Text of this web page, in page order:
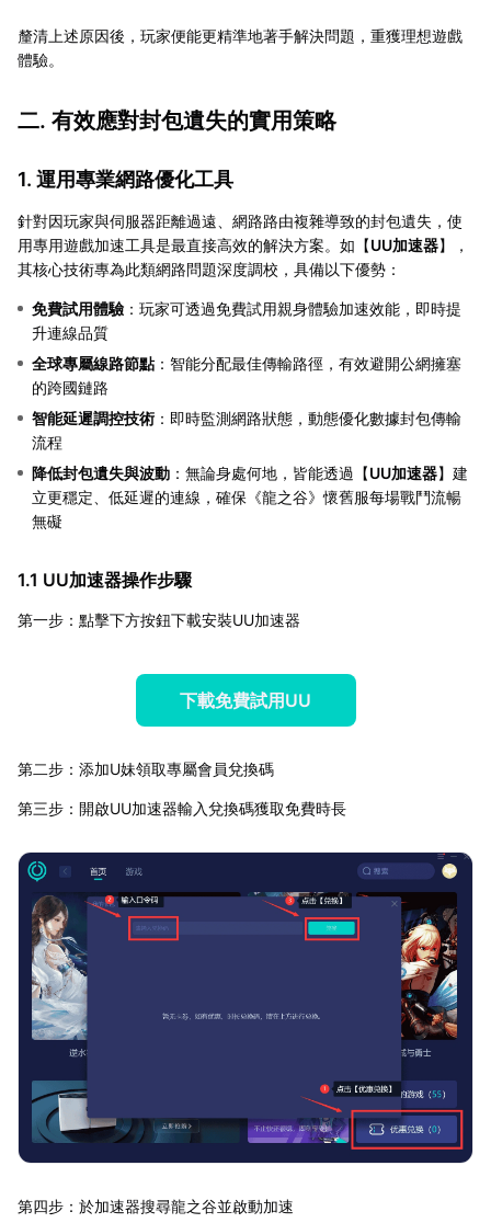
釐清上述原因後，玩家便能更精準地著手解決問題，重獲理想遊戲
體驗。
二. 有效應對封包遺失的實用策略
1. 運用專業網路優化工具
針對因玩家與伺服器距離過遠、網路路由複雜導致的封包遺失，使
用專用遊戲加速工具是最直接高效的解決方案。如【UU加速器】，
其核心技術專為此類網路問題深度調校，具備以下優勢：
免費試用體驗 ：玩家可透過免費試用親身體驗加速效能，即時提
升連線品質
全球專屬線路節點：智能分配最佳傳輸路徑，有效避開公網擁塞
的跨國鏈路
智能延遲調控技術 ：即時監測網路狀態，動態優化數據封包傳輸
流程
降低封包遺失與波動 ：無論身處何地，皆能透過【UU加速器】建
立更穩定、低延遲的連線，確保《龍之谷》懷舊服每場戰鬥流暢
無礙
1.1 UU加速器操作步驟
第一步：點擊下方按鈕下載安裝UU加速器
下載免費試用UU
第二步：添加U妹領取專屬會員兌換碼
第三步：開啟UU加速器輸入兌換碼獲取免費時長
第四步：於加速器搜尋龍之谷並啟動加速